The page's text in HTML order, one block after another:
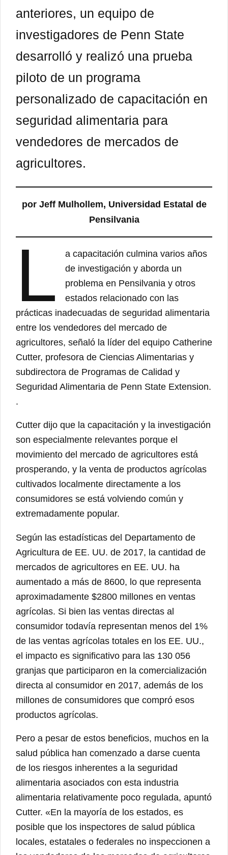
anteriores, un equipo de
investigadores de Penn State
desarrolló y realizó una prueba
piloto de un programa
personalizado de capacitación en
seguridad alimentaria para
vendedores de mercados de
agricultores.
por Jeff Mulhollem, Universidad Estatal de
Pensilvania
L
a capacitación culmina varios años
de investigación y aborda un
problema en Pensilvania y otros
estados relacionado con las
prácticas inadecuadas de seguridad alimentaria
entre los vendedores del mercado de
agricultores, señaló la líder del equipo Catherine
Cutter, profesora de Ciencias Alimentarias y
subdirectora de Programas de Calidad y
Seguridad Alimentaria de Penn State Extension.
.
Cutter dijo que la capacitación y la investigación
son especialmente relevantes porque el
movimiento del mercado de agricultores está
prosperando, y la venta de productos agrícolas
cultivados localmente directamente a los
consumidores se está volviendo común y
extremadamente popular.
Según las estadísticas del Departamento de
Agricultura de EE. UU. de 2017, la cantidad de
mercados de agricultores en EE. UU. ha
aumentado a más de 8600, lo que representa
aproximadamente $2800 millones en ventas
agrícolas. Si bien las ventas directas al
consumidor todavía representan menos del 1%
de las ventas agrícolas totales en los EE. UU.,
el impacto es significativo para las 130 056
granjas que participaron en la comercialización
directa al consumidor en 2017, además de los
millones de consumidores que compró esos
productos agrícolas.
Pero a pesar de estos beneficios, muchos en la
salud pública han comenzado a darse cuenta
de los riesgos inherentes a la seguridad
alimentaria asociados con esta industria
alimentaria relativamente poco regulada, apuntó
Cutter. «En la mayoría de los estados, es
posible que los inspectores de salud pública
locales, estatales o federales no inspeccionen a